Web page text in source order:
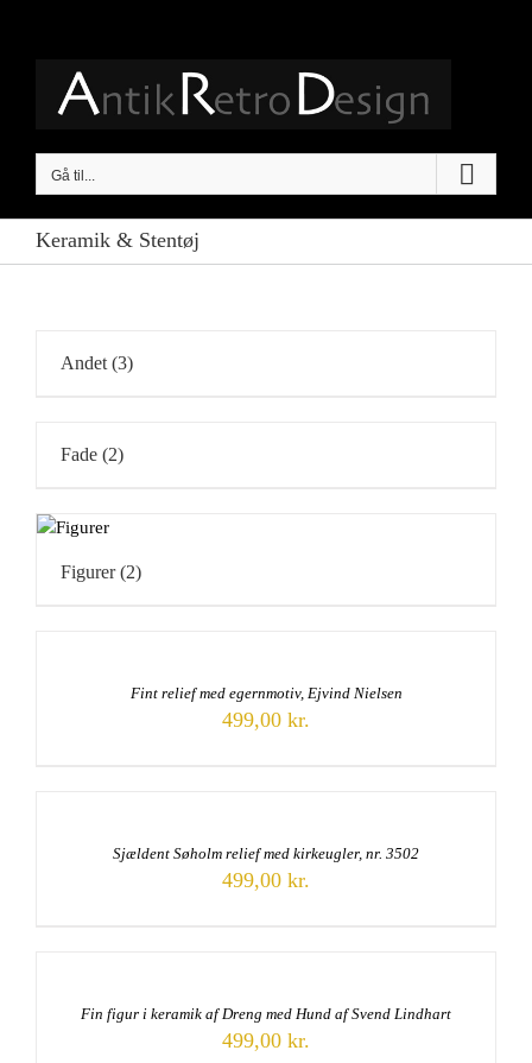
Gå til...
Keramik & Stentøj
Andet (3)
Fade (2)
Figurer(2)
Fint relief med egernmotiv, Ejvind Nielsen
499,00 kr.
Sjældent Søholm relief med kirkeugler, nr. 3502
499,00 kr.
Fin figur i keramik af Dreng med Hund af Svend Lindhart
499,00 kr.